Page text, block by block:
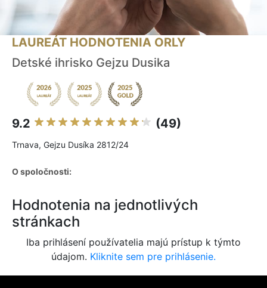
LAUREÁT HODNOTENIA ORLY
Detské ihrisko Gejzu Dusika
9.2 (49)
Trnava, Gejzu Dusíka 2812/24
O spoločnosti:
Hodnotenia na jednotlivých
stránkach
Iba prihlásení používatelia majú prístup k týmto
údajom. Kliknite sem pre prihlásenie.